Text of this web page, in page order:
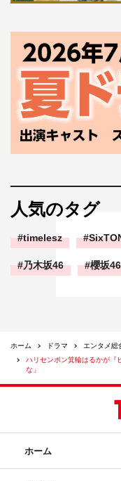
人気のタグ
timelesz
乃木坂46 櫻坂46
ホーム ドラマ
エンタメ総
ハリセンボン箕輪はるかが『
な」
ホーム